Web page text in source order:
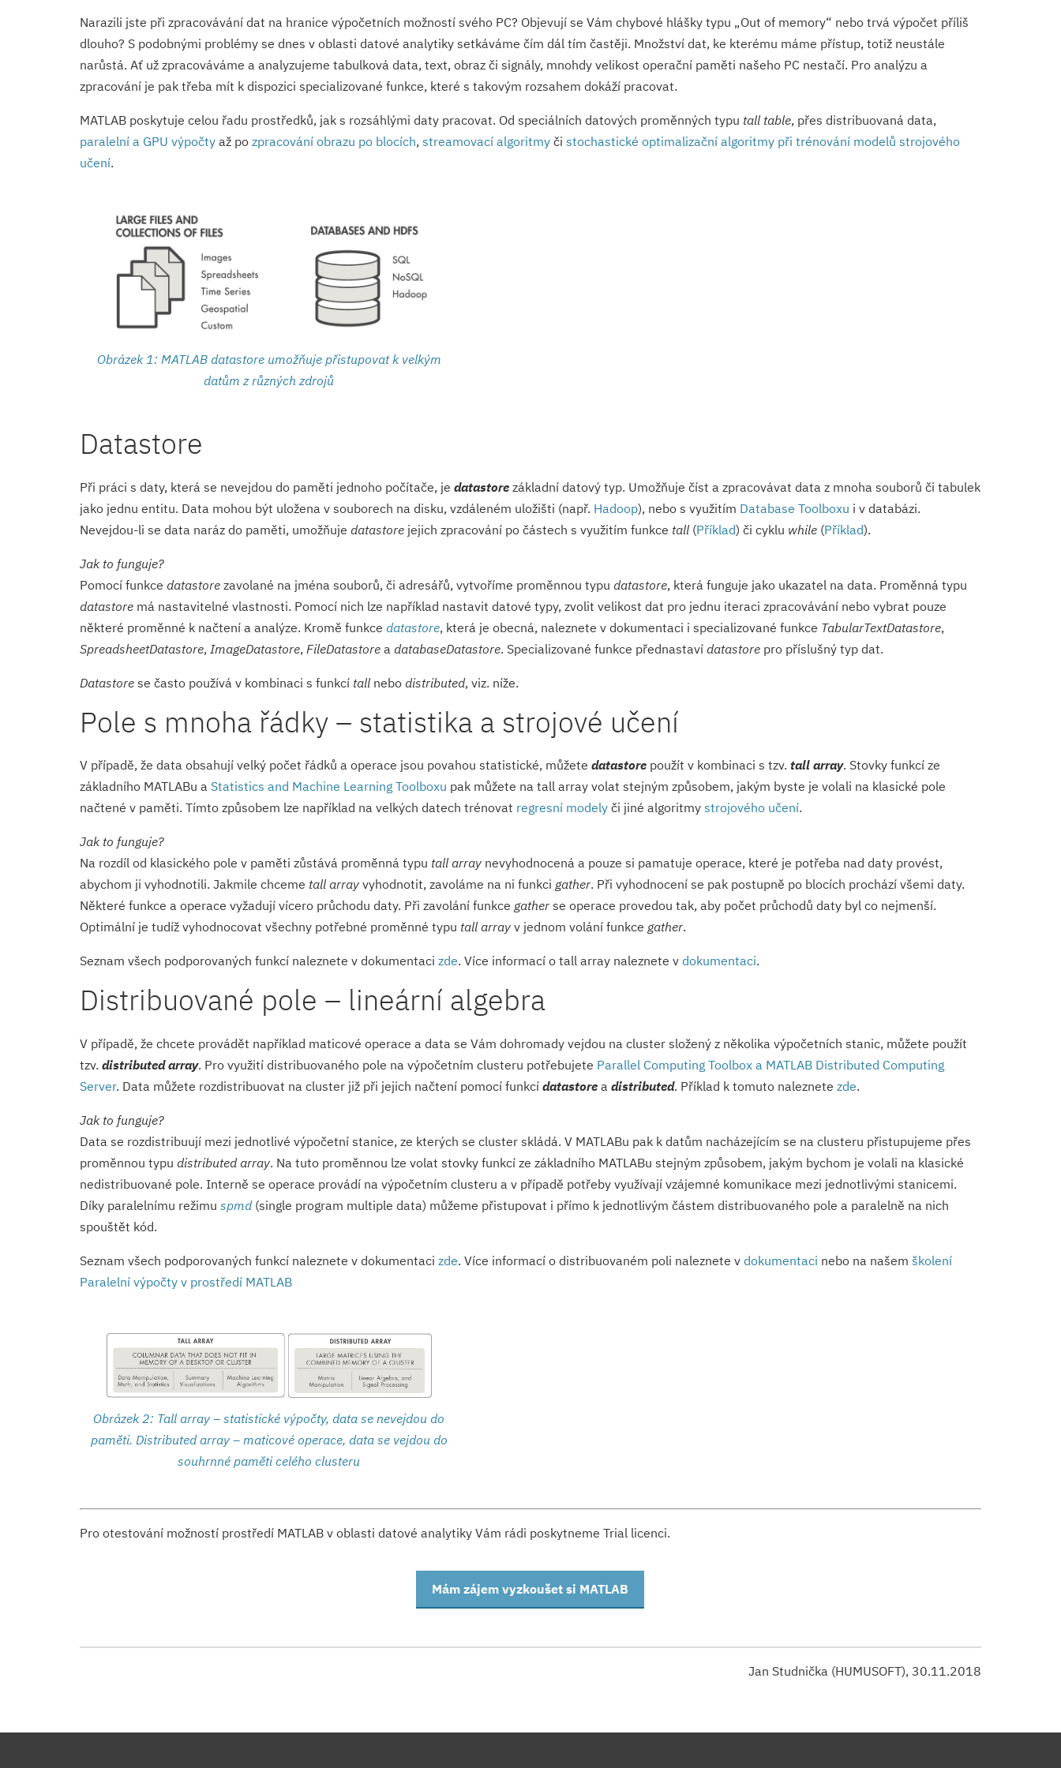
Narazili jste při zpracovávání dat na hranice výpočetních možností svého PC? Objevují se Vám chybové hlášky typu „Out of memory“ nebo trvá výpočet příliš
dlouho? S podobnými problémy se dnes v oblasti datové analytiky setkáváme čím dál tím častěji. Množství dat, ke kterému máme přístup, totiž neustále
narůstá. Ať už zpracováváme a analyzujeme tabulková data, text, obraz či signály, mnohdy velikost operační paměti našeho PC nestačí. Pro analýzu a
zpracování je pak třeba mít k dispozici specializované funkce, které s takovým rozsahem dokáží pracovat.
MATLAB poskytuje celou řadu prostředků, jak s rozsáhlými daty pracovat. Od speciálních datových proměnných typu tall table, přes distribuovaná data,
paralelní a GPU výpočtyaž po zpracování obrazu po blocích, streamovací algoritmyči stochastické optimalizační algoritmy při trénování modelů strojového
učení.
Obrázek 1: MATLAB datastore umožňuje přistupovat k velkým
datům z různých zdrojů
Datastore
Při práci s daty, která se nevejdou do paměti jednoho počítače, je datastorezákladní datový typ. Umožňuje číst a zpracovávat data z mnoha souborů či tabulek
jako jednu entitu. Data mohou být uložena v souborech na disku, vzdáleném uložišti (např. Hadoop), nebo s využitím Database Toolboxu i v databázi.
Nevejdou-li se data naráz do paměti, umožňuje datastorejejich zpracování po částech s využitím funkce tall(Příklad) či cyklu while(Příklad).
Jak to funguje?
Pomocí funkce datastorezavolané na jména souborů, či adresářů, vytvoříme proměnnou typu datastore, která funguje jako ukazatel na data. Proměnná typu
datastoremá nastavitelné vlastnosti. Pomocí nich lze například nastavit datové typy, zvolit velikost dat pro jednu iteraci zpracovávání nebo vybrat pouze
některé proměnné k načtení a analýze. Kromě funkce datastore, která je obecná, naleznete v dokumentaci i specializované funkce TabularTextDa­tastore,
SpreadsheetDa­tastore, ImageDatastore, FileDatastorea databaseDatas­tore. Specializované funkce přednastaví datastorepro příslušný typ dat.
Datastorese často používá v kombinaci s funkcí tallnebo distributed, viz. níže.
Pole s mnoha řádky – statistika a strojové učení
V případě, že data obsahují velký počet řádků a operace jsou povahou statistické, můžete datastorepoužít v kombinaci s tzv. tall array. Stovky funkcí ze
základního MATLABu a Statistics and Machine Learning Toolboxu pak můžete na tall array volat stejným způsobem, jakým byste je volali na klasické pole
načtené v paměti. Tímto způsobem lze například na velkých datech trénovat regresní modelyči jiné algoritmy strojového učení.
Jak to funguje?
Na rozdíl od klasického pole v paměti zůstává proměnná typu tall arraynevyhodnocená a pouze si pamatuje operace, které je potřeba nad daty provést,
abychom ji vyhodnotili. Jakmile chceme tall arrayvyhodnotit, zavoláme na ni funkci gather. Při vyhodnocení se pak postupně po blocích prochází všemi daty.
Některé funkce a operace vyžadují vícero průchodu daty. Při zavolání funkce gatherse operace provedou tak, aby počet průchodů daty byl co nejmenší.
Optimální je tudíž vyhodnocovat všechny potřebné proměnné typu tall arrayv jednom volání funkce gather.
Seznam všech podporovaných funkcí naleznete v dokumentaci zde. Více informací o tall array naleznete v dokumentaci.
Distribuované pole – lineární algebra
V případě, že chcete provádět například maticové operace a data se Vám dohromady vejdou na cluster složený z několika výpočetních stanic, můžete použít
tzv. distributed array. Pro využití distribuovaného pole na výpočetním clusteru potřebujete Parallel Computing Toolbox a MATLAB Distributed Computing
Server. Data můžete rozdistribuovat na cluster již při jejich načtení pomocí funkcí datastorea distributed. Příklad k tomuto naleznete zde.
Jak to funguje?
Data se rozdistribuují mezi jednotlivé výpočetní stanice, ze kterých se cluster skládá. V MATLABu pak k datům nacházejícím se na clusteru přistupujeme přes
proměnnou typu distributed array. Na tuto proměnnou lze volat stovky funkcí ze základního MATLABu stejným způsobem, jakým bychom je volali na klasické
nedistribuované pole. Interně se operace provádí na výpočetním clusteru a v případě potřeby využívají vzájemné komunikace mezi jednotlivými stanicemi.
Díky paralelnímu režimu spmd(single program multiple data) můžeme přistupovat i přímo k jednotlivým částem distribuovaného pole a paralelně na nich
spouštět kód.
Seznam všech podporovaných funkcí naleznete v dokumentaci zde. Více informací o distribuovaném poli naleznete v dokumentaci nebo na našem školení
Paralelní výpočty v prostředí MATLAB
Obrázek 2: Tall array – statistické výpočty, data se nevejdou do
paměti. Distributed array – maticové operace, data se vejdou do
souhrnné paměti celého clusteru
Pro otestování možností prostředí MATLAB v oblasti datové analytiky Vám rádi poskytneme Trial licenci.
Mám zájem vyzkoušet si MATLAB
Jan Studnička (HUMUSOFT), 30.11.2018